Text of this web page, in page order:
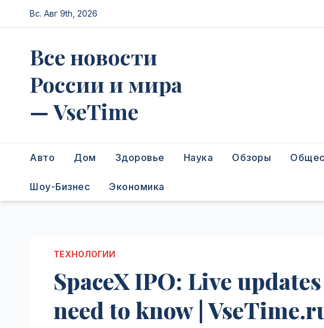
Перейти
к
Вс. Авг 9th, 2026
Все новости
России и мира
— VseTime
Авто Дом Здоровье Наука Обзоры
Шоу-Бизнес Экономика
ТЕХНОЛОГИИ
SpaceX IPO: Live
need to know |